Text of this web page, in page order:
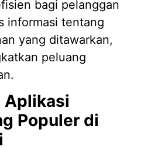
bagi pelanggan
informasi tentang
yang ditawarkan,
peluang
Populer di